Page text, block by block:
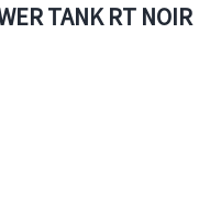
TANK RT NOIR